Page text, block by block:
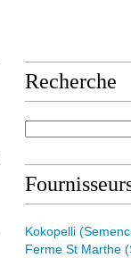
Recherche
Kokopelli
Ferme St Marthe